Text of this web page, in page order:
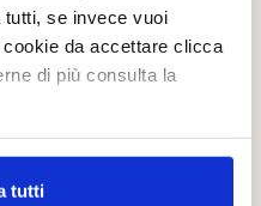
se invece vuoi
da accettare clicca
di più consulta la
tutti